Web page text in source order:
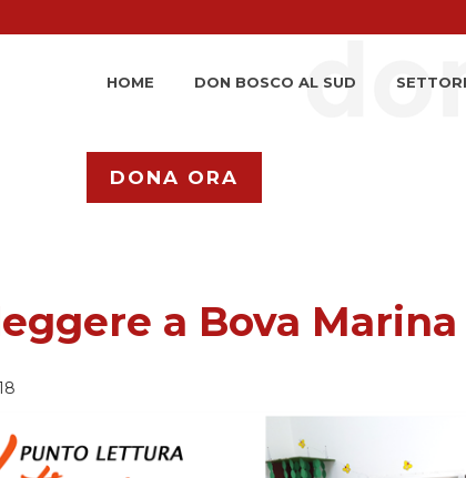
HOME DON BOSCO AL SUD SETTORI
DONA ORA
a Bova Marina